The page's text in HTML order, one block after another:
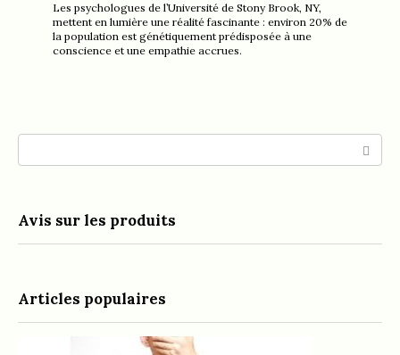
Les psychologues de l’Université de Stony Brook, NY,
mettent en lumière une réalité fascinante : environ 20% de
la population est génétiquement prédisposée à une
conscience et une empathie accrues.
Avis sur les produits
Articles populaires